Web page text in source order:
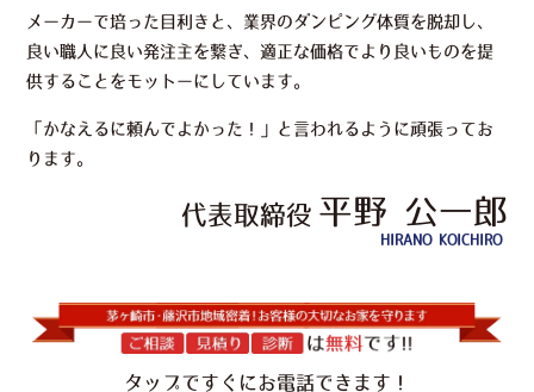
メーカーで培った目利きと、業界のダンピング体質を脱却し、
良い職人に良い発注主を繋ぎ、適正な価格でより良いものを提
供することをモットーにしています。
「かなえるに頼んでよかった！」と言われるように頑張ってお
ります。
代表取締役 平野 公一郎
HIRANO KOICHIRO
タップですぐにお電話できます！